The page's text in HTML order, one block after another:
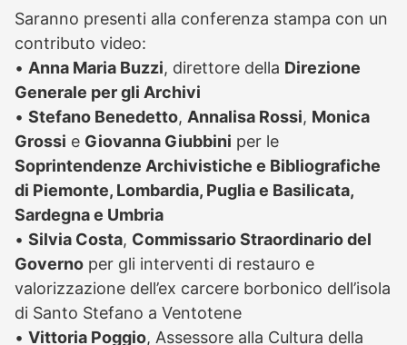
Saranno presenti alla conferenza stampa con un
contributo video:
• Anna Maria Buzzi, direttore della Direzione
Generale per gli Archivi
• Stefano Benedetto, Annalisa Rossi, Monica
Grossi e Giovanna Giubbini per le
Soprintendenze Archivistiche e Bibliografiche
di Piemonte, Lombardia, Puglia e Basilicata,
Sardegna e Umbria
• Silvia Costa, Commissario Straordinario del
Governo per gli interventi di restauro e
valorizzazione dell’ex carcere borbonico dell’isola
di Santo Stefano a Ventotene
• Vittoria Poggio, Assessore alla Cultura della